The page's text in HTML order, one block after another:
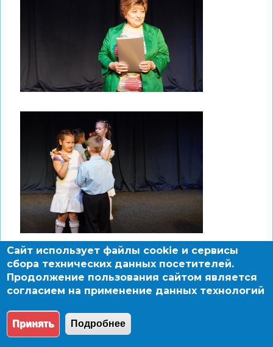
Сайт использует файлы cookie и сервисы
сбора технических данных посетителей.
Продолжение пользования сайтом является
согласием на применение данных технологий
Принять Подробнее